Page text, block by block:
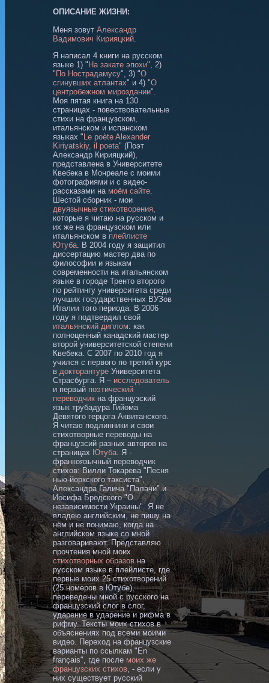
ОПИСАНИЕ ЖИЗНИ:
Mеня зовут Александр
Вадимович Кирияцкий
Я написал 4 книги на русском
языке 1) " На закате эпохи", 2)
" По Нострадамусу", 3) "О
сгинувших атлантах" и 4) "О
центробежном мироздании".
Моя пятая книга на 130
страницах - повествовательные
стихи на французском,
итальянском и испанском
языках " Le poète Alexander
Kiriyatskiy, il poeta" (Поэт
Александр Кирияцкий),
представлена в Университете
Квебека в Монреале c моими
фотографиями и c видео-
рассказами на моём сайте
Шестой сборник - мои
двуязычные стихотворения
которые я читаю на русском и
их же на французском или
итальянском в плейлисте
Ютуба . В 2004 году я защитил
диссертацию мастер два по
философии и языкам
современности на итальянском
языке в городе Тренто второго
по рейтингу университета среди
лучших государственных ВУЗов
Италии того периода. В 2006
году я подтвердил свой
итальянский диплом: как
полноценный канадский мастер
второй университетской степени
Квебека. С 2007 по 2010 год я
учился с первого по третий курс
в докторантуре Университета
Страсбурга. Я – исследователь
и первый поэтический
переводчик на французский
язык трубадура Гийома
Девятого герцога Аквитанского.
Я читаю подлинники и свои
стихотворные переводы на
французсий разных авторов на
страницах Ютуба . Я -
франкоязычный переводчик
стихов: Вилли Токарева "Песня
нью-йоркского таксиста",
Александра Галича "Палачи" и
Иосифа Бродского "О
независимости Украины". Я не
владею английским, не пишу на
нём и не понимаю, когда на
английском языке со мной
разговаривают. Представляю
прочтения мной моих
стихотворных образовна
русском языке в плейлисте, где
первые моих 25 стихотворений
(25 номеров в Ютубе),
переведены мной с русского на
французский слог в слог,
ударение в ударение и рифма в
рифму. Тексты моих стихов в
объяснениях под всеми моими
видео. Переход на французские
варианты по ссылкам "En
français", где после моих же
французских стихов , - если у
них существует русский